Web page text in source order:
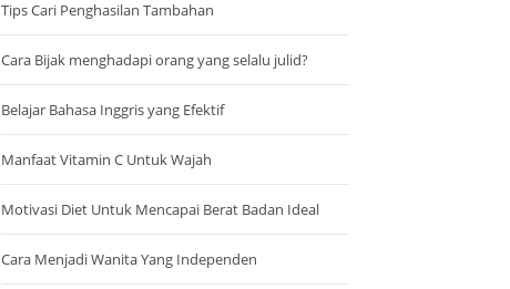
Tips Cari Penghasilan Tambahan
Cara Bijak menghadapi orang yang selalu julid?
Belajar Bahasa Inggris yang Efektif
Manfaat Vitamin C Untuk Wajah
Motivasi Diet Untuk Mencapai Berat Badan Ideal
Cara Menjadi Wanita Yang Independen